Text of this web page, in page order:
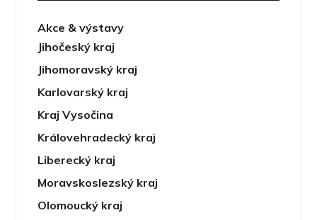
Akce & výstavy
Jihočeský kraj
Jihomoravský kraj
Karlovarský kraj
Kraj Vysočina
Královehradecký kraj
Liberecký kraj
Moravskoslezský kraj
Olomoucký kraj